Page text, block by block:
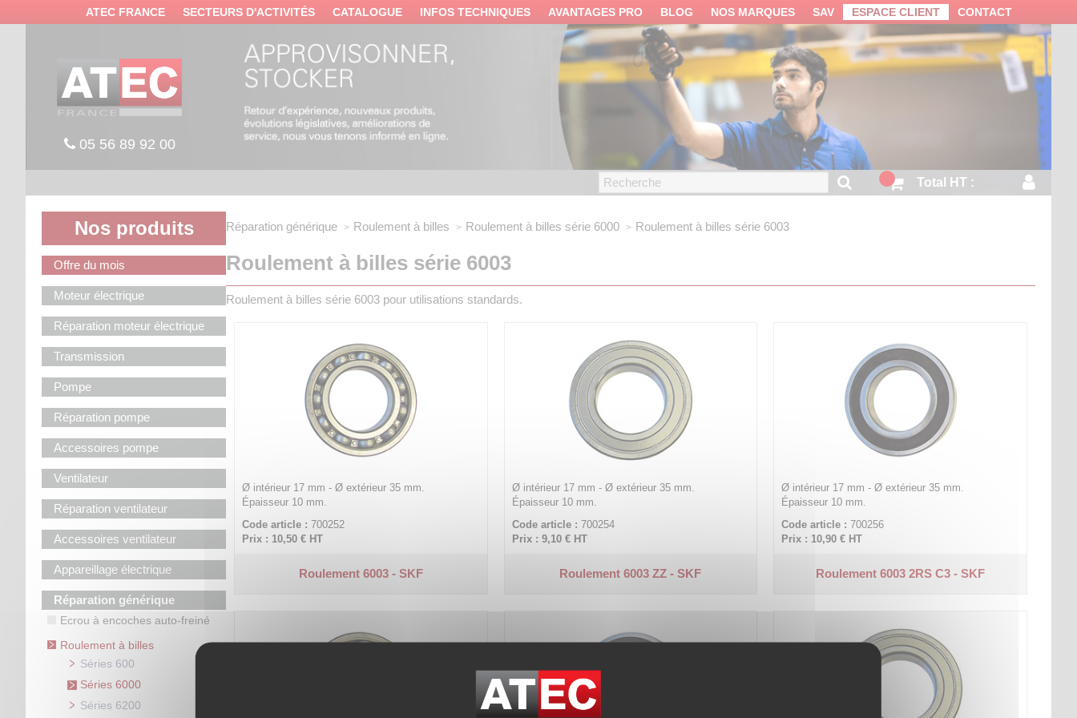
ATEC FRANCE SECTEURS D'ACTIVITÉS CATALOGUE INFOS TECHNIQUES AVANTAGES PRO BLOG NOS MARQUES SAV ESPACE CLIENT CONTACT
05 56 89 92 00
Total HT :
Nos produits
Offre du mois
Moteur électrique
Réparation moteur électrique
Transmission
Pompe
Réparation pompe
Accessoires pompe
Ventilateur
Réparation ventilateur
Accessoires ventilateur
Appareillage électrique
Réparation générique
Ecrou à encoches auto-freiné
Roulement à billes
Séries 600
Séries 6000
Séries 6200
Réparation générique Roulement à billes Roulement à billes série 6000 Roulement à billes série 6003
Roulement à billes série 6003
Roulement à billes série 6003 pour utilisations standards.
Ø intérieur 17 mm - Ø extérieur 35 mm.
Épaisseur 10 mm.
Code article : 700252
Prix : 10,50 € HT
Roulement 6003 - SKF
Ø intérieur 17 mm - Ø extérieur 35 mm.
Épaisseur 10 mm.
Code article : 700254
Prix : 9,10 €HT
Roulement 6003 ZZ - SKF
Ø intérieur 17 mm - Ø extérieur 35 mm.
Épaisseur 10 mm.
Code article : 700256
Prix : 10,90 € HT
Roulement 6003 2RS C3 - SKF
Panneau de gestion des cookies